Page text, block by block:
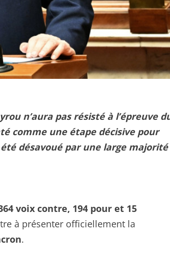
n’aura pas résisté à l’épreuve
comme une étape décisive pour
désavoué par une large majorité
voix contre, 194 pour et 15
à présenter officiellement la
.